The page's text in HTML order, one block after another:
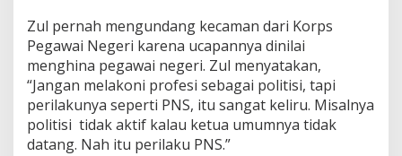
Zul pernah mengundang kecaman dari Korps
Pegawai Negeri karena ucapannya dinilai
menghina pegawai negeri. Zul menyatakan,
“Jangan melakoni profesi sebagai politisi, tapi
perilakunya seperti PNS, itu sangat keliru. Misalnya
politisi tidak aktif kalau ketua umumnya tidak
datang. Nah itu perilaku PNS.”